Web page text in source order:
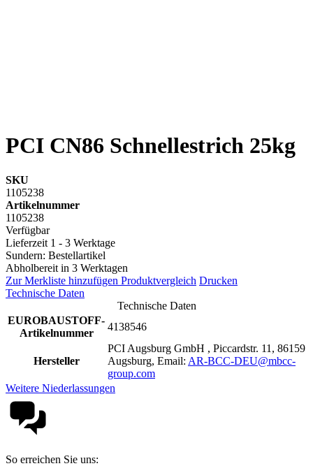
PCI CN86 Schnellestrich 25kg
SKU
1105238
Artikelnummer
1105238
Verfügbar
Lieferzeit 1 - 3 Werktage
Sundern: Bestellartikel
Abholbereit in 3 Werktagen
Zur Merkliste hinzufügen Produktvergleich Drucken
Technische Daten
Technische Daten
EUROBAUSTOFF-
Artikelnummer
4138546
Hersteller
PCI Augsburg GmbH , Piccardstr. 11, 86159
Augsburg, Email: AR-BCC-DEU@mbcc-
group.com
Weitere Niederlassungen
So erreichen Sie uns: